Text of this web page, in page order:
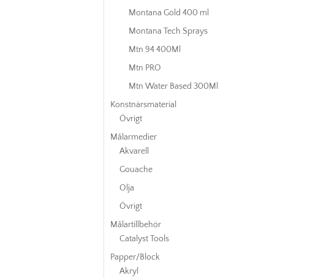
Montana Gold 400 ml
Montana Tech Sprays
Mtn 94 400Ml
Mtn PRO
Mtn Water Based 300Ml
Konstnärsmaterial
Övrigt
Målarmedier
Akvarell
Gouache
Olja
Övrigt
Målartillbehör
Catalyst Tools
Papper/Block
Akryl